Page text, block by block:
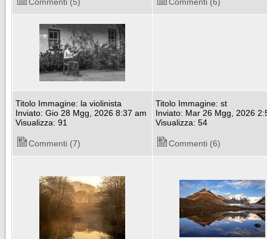
Titolo Immagine: la violinista
Inviato: Gio 28 Mgg, 2026 8:37 am
Visualizza: 91
Commenti (7)
Titolo Immagine: st
Inviato: Mar 26 Mgg, 2026
Visualizza: 54
Commenti (6)